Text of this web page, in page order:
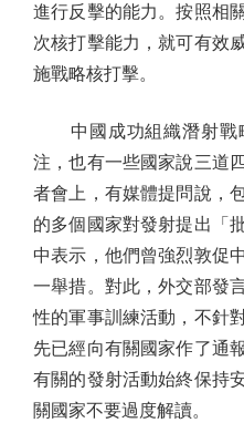
進行反擊的能力。按照相
次核打擊能力，就可有效
施戰略核打擊。
中國成功組織潛射戰
注，也有一些國家說三道
者會上，有媒體提問說，
的多個國家對發射提出「
中表示，他們曾強烈敦促
一舉措。對此，外交部發
性的軍事訓練活動，不針
先已經向有關國家作了通
有關的發射活動始終保持
關國家不要過度解讀。